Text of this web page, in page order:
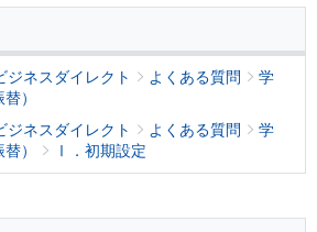
ジネスダイレクト よくある質問
学
）
ジネスダイレクト よくある質問
学
）
Ⅰ．初期設定